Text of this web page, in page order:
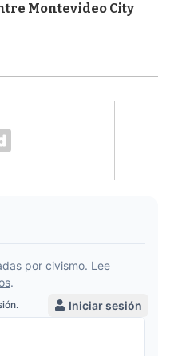
Montevideo City